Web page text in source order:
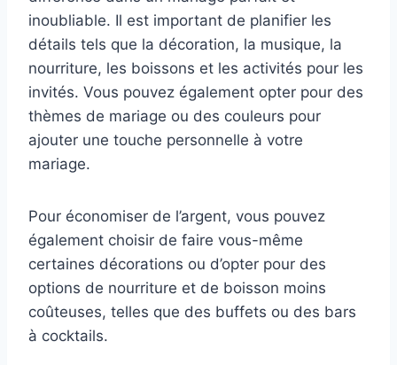
inoubliable. Il est important de planifier les
détails tels que la décoration, la musique, la
nourriture, les boissons et les activités pour les
invités. Vous pouvez également opter pour des
thèmes de mariage ou des couleurs pour
ajouter une touche personnelle à votre
mariage.
Pour économiser de l’argent, vous pouvez
également choisir de faire vous-même
certaines décorations ou d’opter pour des
options de nourriture et de boisson moins
coûteuses, telles que des buffets ou des bars
à cocktails.